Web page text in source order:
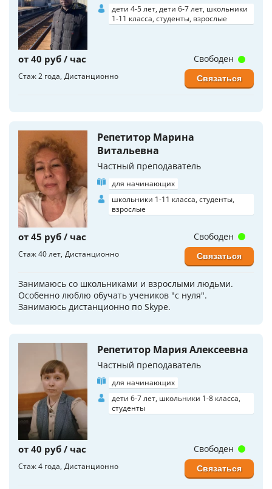
дети 4-5 лет, дети 6-7 лет, школьники
1-11 класса, студенты, взрослые
от 40 руб / час
Стаж 2 года Дистанционно
Свободен
Связаться
Репетитор Марина
Витальевна
Частный преподаватель
для начинающих
школьники 1-11 класса, студенты,
взрослые
от 45 руб / час
Стаж 40 лет Дистанционно
Занимаюсь со школьниками и взрослыми людьми.
Особенно люблю обучать учеников "с нуля".
Занимаюсь дистанционно по Skype.
Свободен
Связаться
Репетитор Мария Алексеевна
Частный преподаватель
для начинающих
дети 6-7 лет, школьники 1-8 класса,
студенты
от 40 руб / час
Стаж 4 года Дистанционно
Свободен
Связаться